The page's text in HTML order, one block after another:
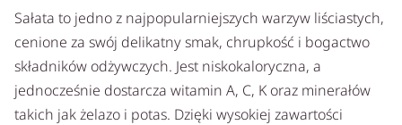
Sałata to jedno z najpopularniejszych warzyw liściastych,
cenione za swój delikatny smak, chrupkość i bogactwo
składników odżywczych. Jest niskokaloryczna, a
jednocześnie dostarcza witamin A, C, K oraz minerałów
takich jak żelazo i potas. Dzięki wysokiej zawartości